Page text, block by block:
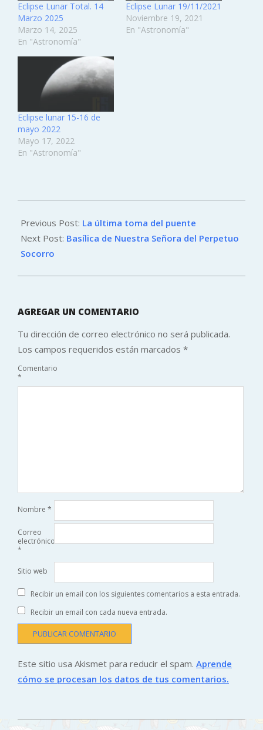
Eclipse Lunar Total. 14
Marzo 2025
Marzo 14, 2025
En "Astronomía"
Eclipse Lunar 19/11/2021
Noviembre 19, 2021
En "Astronomía"
Eclipse lunar 15-16 de
mayo 2022
Mayo 17, 2022
En "Astronomía"
01-
21
Previous Post: La última toma del puente
Next Post: Basílica de Nuestra Señora del Perpetuo
Socorro
AGREGAR UN COMENTARIO
Tu dirección de correo electrónico no será publicada.
Los campos requeridos están marcados *
Comentario
*
Nombre *
Correo
electrónico
*
Sitio web
Recibir un email con los siguientes comentarios a esta entrada.
Recibir un email con cada nueva entrada.
Este sitio usa Akismet para reducir el spam. Aprende
cómo se procesan los datos de tus comentarios.